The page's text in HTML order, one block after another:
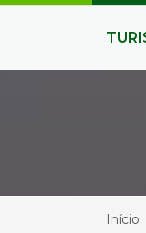
Início